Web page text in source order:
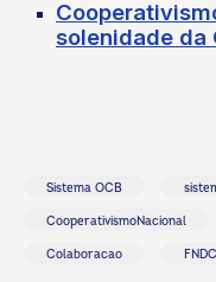
solenidade da
Sistema OCB
CooperativismoNacional
Colaboracao FNDCT